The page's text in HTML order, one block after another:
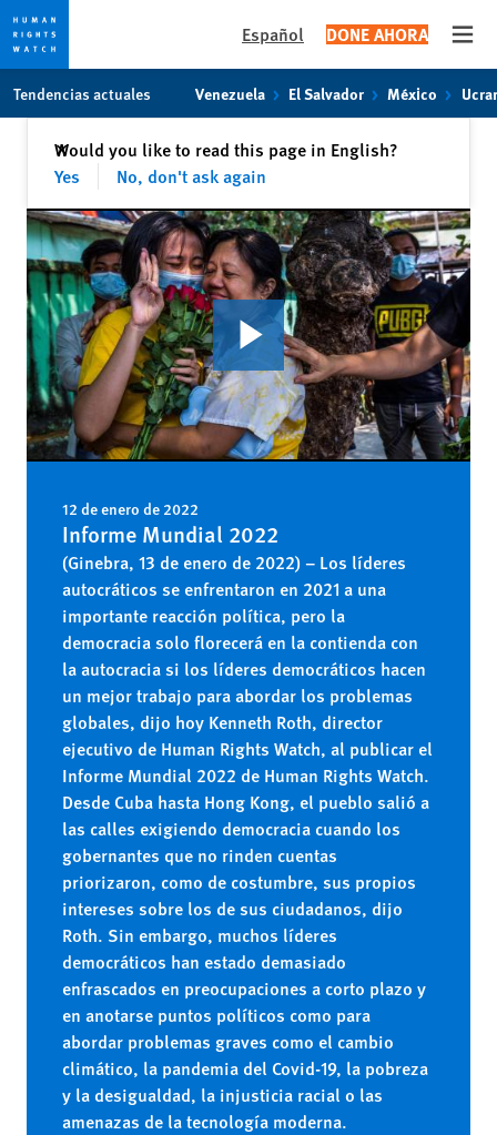
content
Español DONE AHORA
Tendencias actuales Venezuela El Salvador México
Would you like to read this page in English?
Yes
No, don't ask again
✕Cerrar
12 de enero de 2022
Informe Mundial 2022
(Ginebra, 13 de enero de 2022) – Los líderes
autocráticos se enfrentaron en 2021 a una
importante reacción política, pero la
democracia solo florecerá en la contienda con
la autocracia si los líderes democráticos hacen
un mejor trabajo para abordar los problemas
globales, dijo hoy Kenneth Roth, director
ejecutivo de Human Rights Watch, al publicar el
Informe Mundial 2022 de Human Rights Watch.
Desde Cuba hasta Hong Kong, el pueblo salió a
las calles exigiendo democracia cuando los
gobernantes que no rinden cuentas
priorizaron, como de costumbre, sus propios
intereses sobre los de sus ciudadanos, dijo
Roth. Sin embargo, muchos líderes
democráticos han estado demasiado
enfrascados en preocupaciones a corto plazo y
en anotarse puntos políticos como para
abordar problemas graves como el cambio
climático, la pandemia del Covid-19, la pobreza
y la desigualdad, la injusticia racial o las
amenazas de la tecnología moderna.